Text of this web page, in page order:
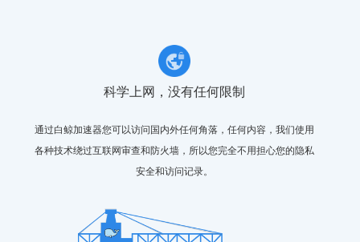
科学上网，没有任何限制
通过白鲸加速器您可以访问国内外任何角落，任何内容，我们使用
各种技术绕过互联网审查和防火墙，所以您完全不用担心您的隐私
安全和访问记录。